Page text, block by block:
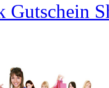
Gutschein